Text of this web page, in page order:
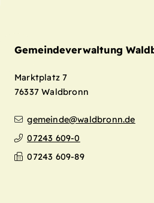
Gemeindeverwaltung
Marktplatz 7
76337 Waldbronn
gemeinde@waldbronn.de
07243 609-0
07243 609-89